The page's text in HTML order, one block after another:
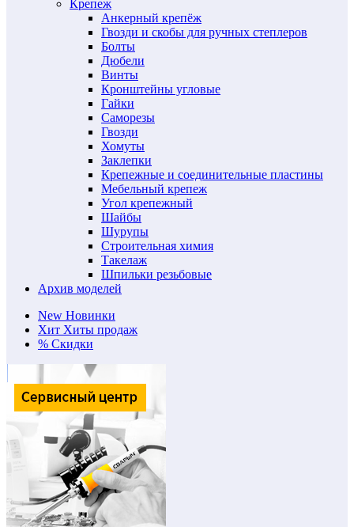
Крепеж
Анкерный крепёж
Гвозди и скобы для ручных степлеров
Болты
Дюбели
Винты
Кронштейны угловые
Гайки
Саморезы
Гвозди
Хомуты
Заклепки
Крепежные и соединительные пластины
Мебельный крепеж
Угол крепежный
Шайбы
Шурупы
Строительная химия
Такелаж
Шпильки резьбовые
Архив моделей
New Новинки
Хит Хиты продаж
% Скидки